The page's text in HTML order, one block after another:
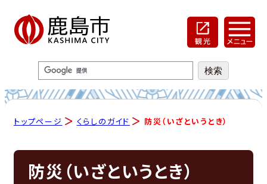
トップページ くらしのガイド 防災（いざというとき）
防災（いざというとき）